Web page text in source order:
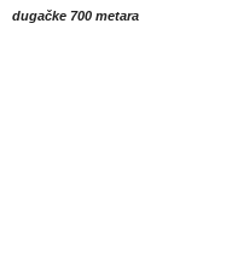
dugačke 700 metara